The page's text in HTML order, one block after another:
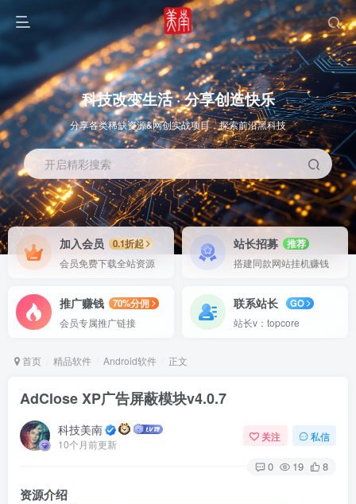
OS教程 SOFT教程
科技改变生活 · 分享创造快乐
分享各类稀缺资源&网创实战项目，探索前沿黑科技
开启精彩搜索
加入会员
0.1折起
会员免费下载全站资源
站长招募
推荐
搭建同款网站挂机赚钱
推广赚钱
70%分佣
会员专属推广链接
联系站长
GO
站长v：topcore
首页 精品软件 Android软件 正文
AdClose XP广告屏蔽模块v4.0.7
科技美南
10个月前更新
关注 私信
0 19 8
资源介绍